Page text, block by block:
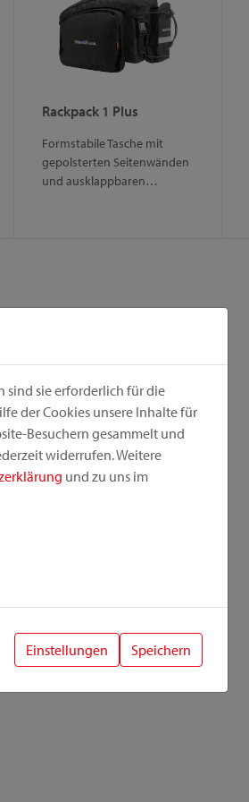
Rackpack 1 Plus
Formstabile Tasche mit
gepolsterten Seitenwänden
und ausklappbaren…
sind sie erforderlich für die
der Cookies unsere Inhalte für
Besuchern gesammelt und
widerrufen. Weitere
und zu uns im
Einstellungen Speichern